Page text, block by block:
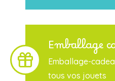
Emballage
Emballage-
tous vos jouets